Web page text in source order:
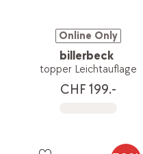
Online Only
billerbeck
topper Leichtauflage
CHF 199.-